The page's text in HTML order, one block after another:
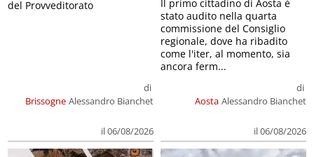
Brissogne
di
Alessandro Bianchet
il 06/08/2026
del Provveditorato
Aosta
di
Alessandro Bianchet
il 06/08/2026
Il primo cittadino di Aosta è
stato audito nella quarta
commissione del Consiglio
regionale, dove ha ribadito
come l'iter, al momento, sia
ancora ferm...